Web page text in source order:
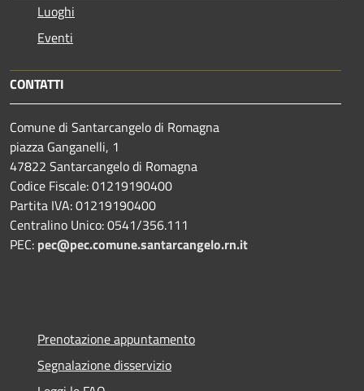
Luoghi
Eventi
CONTATTI
Comune di Santarcangelo di Romagna
piazza Ganganelli, 1
47822 Santarcangelo di Romagna
Codice Fiscale: 01219190400
Partita IVA: 01219190400
Centralino Unico: 0541/356.111
PEC: pec@pec.comune.santarcangelo.rn.it
Prenotazione appuntamento
Segnalazione disservizio